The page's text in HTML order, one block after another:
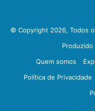
© Copyright 2026, Todos
Quem somos
Política de Privacidade